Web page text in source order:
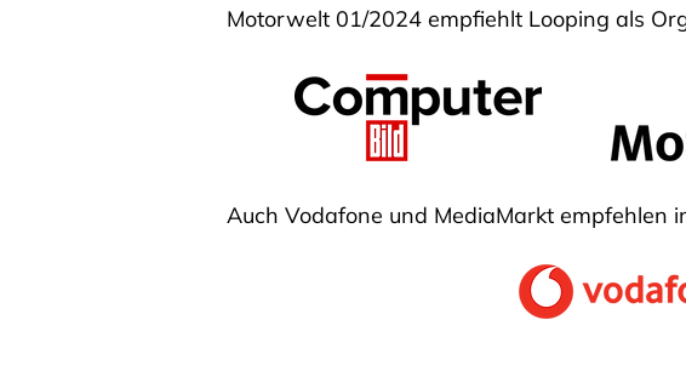
Motorwelt 01/2024 empfiehlt Looping als
Auch Vodafone und MediaMarkt empfehlen